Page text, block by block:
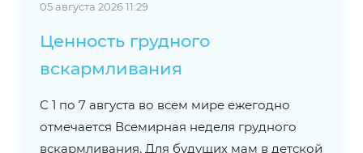
05 августа 2026 11:29
Ценность грудного
вскармливания
С 1 по 7 августа во всем мире ежегодно
отмечается Всемирная неделя грудного
вскармливания. Для будущих мам в детской